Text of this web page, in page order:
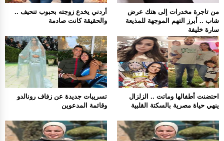
أردني يخدع زوجته بحبوب تنحيف ..
والحقيقة كانت صادمة
من تاجرة مخدرات إلى هتك عرض
شاب .. أبرز التهم الموجهة للمذيعة
سارة خليفة
تسريبات جديدة عن زفاف رونالدو
وقائمة المدعوين
احتضنت أطفالها وماتت .. الزلزال
ينهي حياة مصرية بالسكتة القلبية